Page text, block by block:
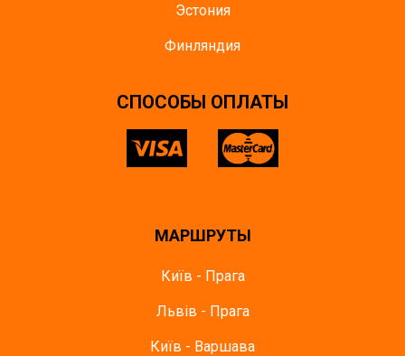
Эстония
Финляндия
CПОСОБЫ ОПЛАТЫ
МАРШРУТЫ
Київ - Прага
Львів - Прага
Київ - Варшава